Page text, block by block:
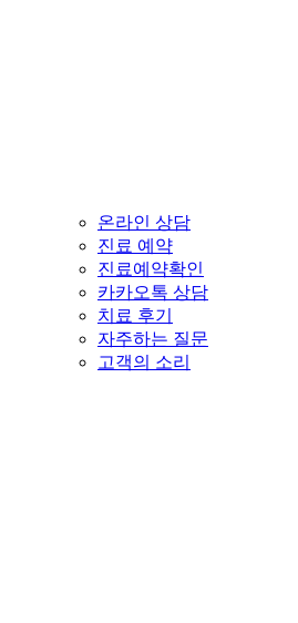
온라인 상담
진료 예약
진료예약확인
카카오톡 상담
치료 후기
자주하는 질문
고객의 소리